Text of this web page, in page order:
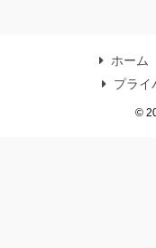
ホーム
プライ
©